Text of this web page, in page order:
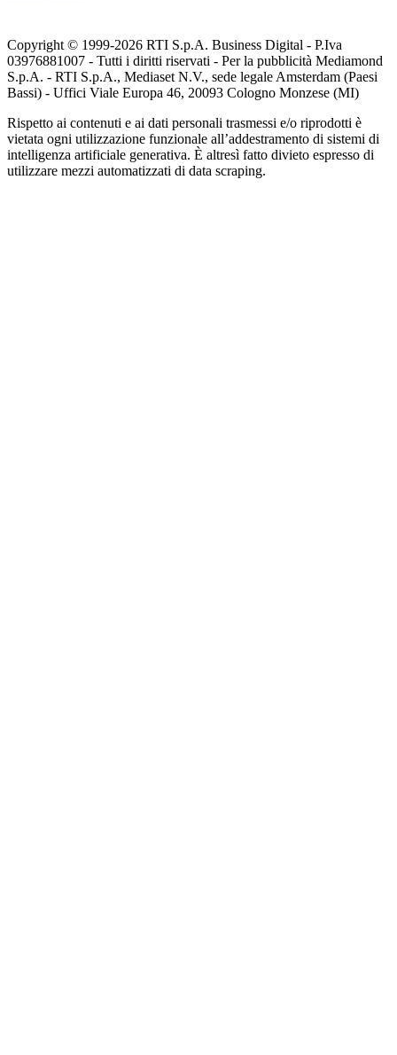
Copyright © 1999-2026 RTI S.p.A. Business Digital - P.Iva
03976881007 - Tutti i diritti riservati - Per la pubblicità Mediamond
S.p.A. - RTI S.p.A., Mediaset N.V., sede legale Amsterdam (Paesi
Bassi) - Uffici Viale Europa 46, 20093 Cologno Monzese (MI)
Rispetto ai contenuti e ai dati personali trasmessi e/o riprodotti è
vietata ogni utilizzazione funzionale all’addestramento di sistemi di
intelligenza artificiale generativa. È altresì fatto divieto espresso di
utilizzare mezzi automatizzati di data scraping.